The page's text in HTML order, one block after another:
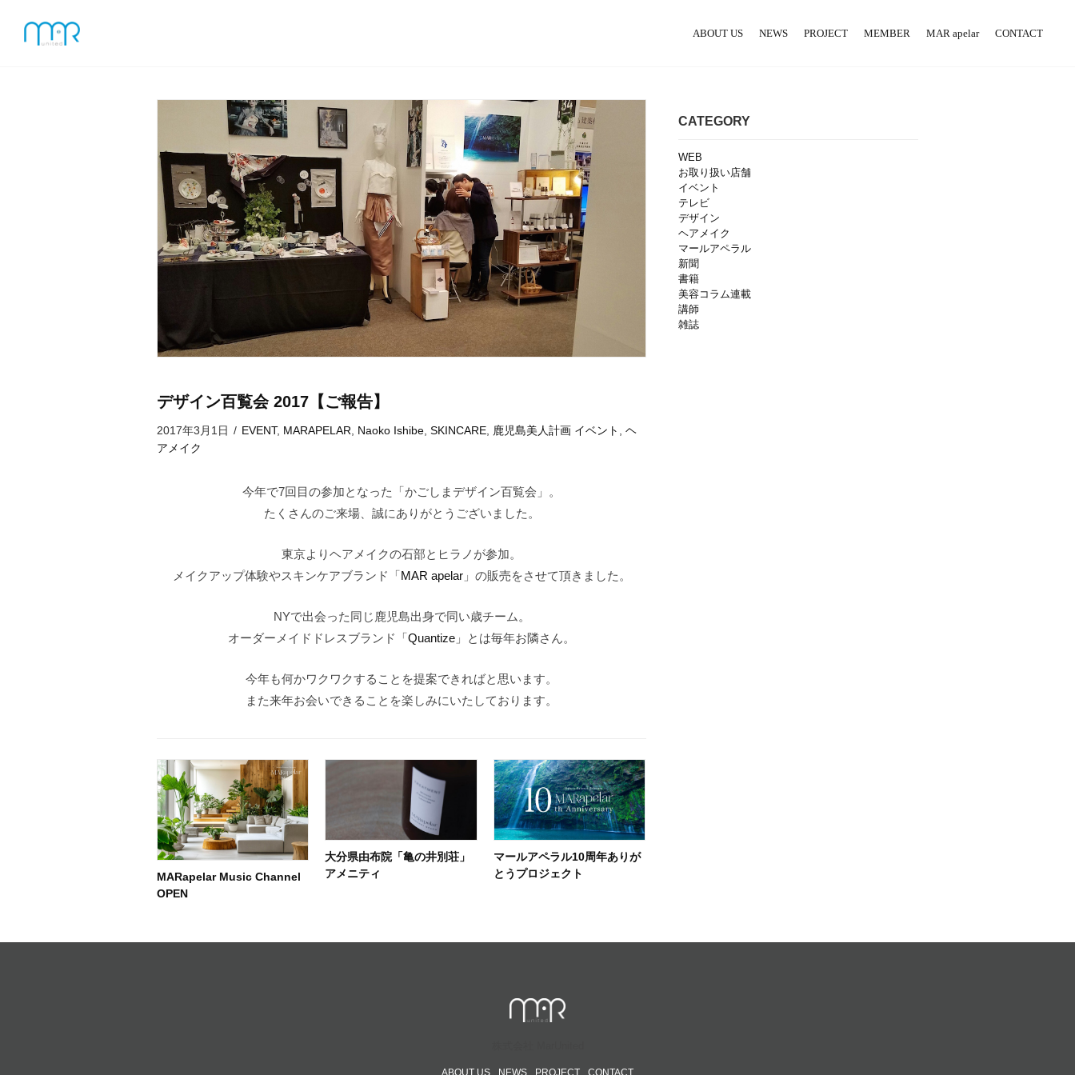
ABOUT US NEWS PROJECT MEMBER MAR apelar CONTACT
デザイン百覧会 2017【ご報告】
2017年3月1日 / EVENT, MARAPELAR, Naoko Ishibe, SKINCARE, 鹿児島美人計画 イベント , ヘ
アメイク
今年で7回目の参加となった「かごしまデザイン百覧会」。
たくさんのご来場、誠にありがとうございました。
東京よりヘアメイクの石部とヒラノが参加。
メイクアップ体験やスキンケアブランド「 MAR apelar」の販売をさせて頂きました。
NYで出会った同じ鹿児島出身で同い歳チーム。
オーダーメイドドレスブランド「 Quantize 」とは毎年お隣さん。
今年も何かワクワクすることを提案できればと思います。
また来年お会いできることを楽しみにいたしております。
MARapelar Music Channel
OPEN
大分県由布院「亀の井別荘」
アメニティ
マールアペラル10周年ありが
とうプロジェクト
CATEGORY
WEB
お取り扱い店舗
イベント
テレビ
デザイン
ヘアメイク
マールアペラル
新聞
書籍
美容コラム連載
講師
雑誌